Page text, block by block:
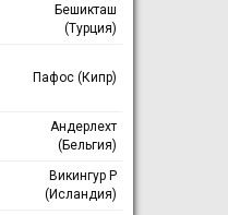
Бешикташ
(Турция)
Пафос (Кипр)
Андерлехт
(Бельгия)
Викингур Р
(Исландия)